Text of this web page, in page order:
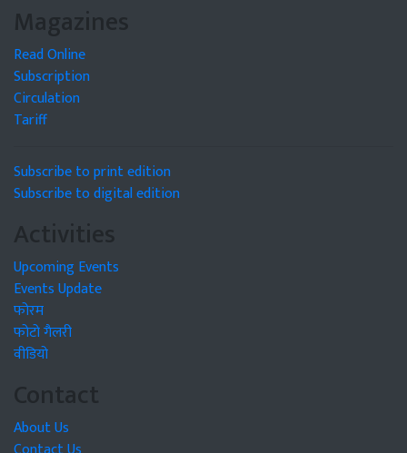
Magazines
Read Online
Subscription
Circulation
Tariff
Subscribe to print edition
Subscribe to digital edition
Activities
Upcoming Events
Events Update
फोरम
फोटो गैलरी
वीडियो
Contact
About Us